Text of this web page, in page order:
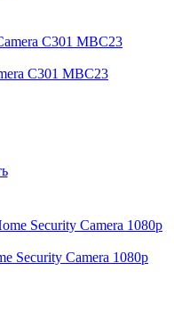
C301 MBC23
Security Camera 1080p